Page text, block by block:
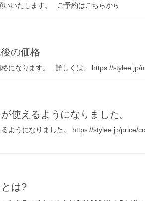
いいたします。 ご予約はこちらから
の価格
格になります。 詳しくは、 https://stylee.jp/
使えるようになりました。
るようになりました。 https://stylee.jp/
は?